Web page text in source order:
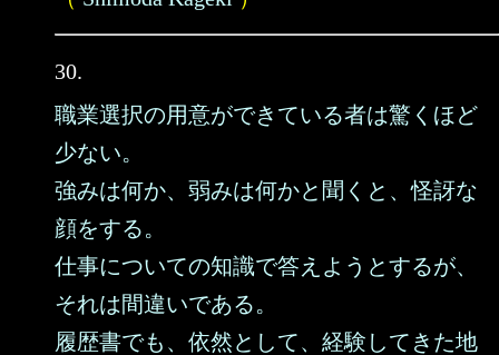
30.
職業選択の用意ができている者は驚くほど
少ない。
強みは何か、弱みは何かと聞くと、怪訝な
顔をする。
仕事についての知識で答えようとするが、
それは間違いである。
履歴書でも、依然として、経験してきた地